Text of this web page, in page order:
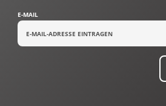
E-MAIL